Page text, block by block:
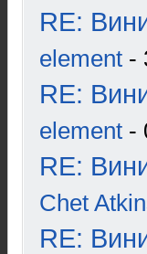
RE:
element -
RE:
element -
RE:
Chet
RE: